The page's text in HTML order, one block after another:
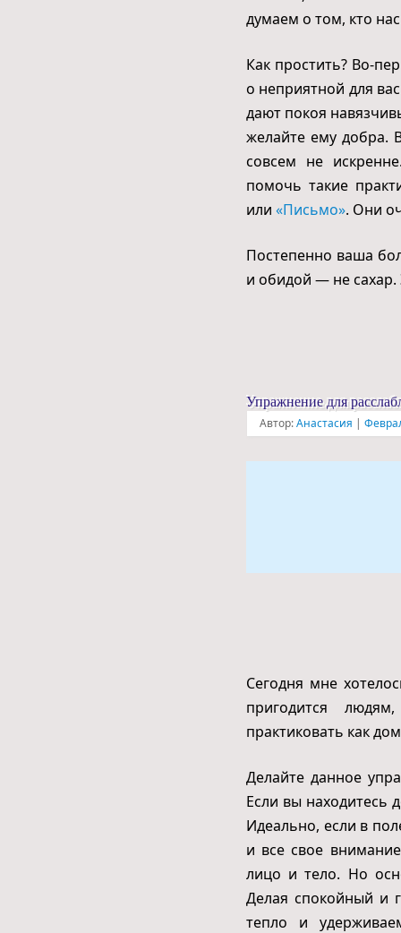
думаем о том, кто
Как простить? Во-
о неприятной для
дают покоя
желайте ему добра.
совсем не
помочь такие
или «Письмо». Они
Постепенно ваша
и обидой — не
Упражнение для
Автор:Анастасия |
Сегодня мне
пригодится
практиковать как
Делайте данное
Если вы находитесь
Идеально, если в
и все свое
лицо и тело. Но
Делая спокойный и
тепло и